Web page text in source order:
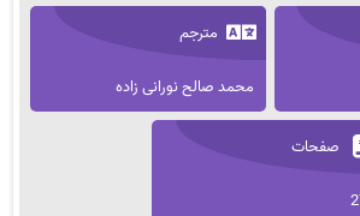
مترجم
محمد صالح نورانی زاده
صفحات